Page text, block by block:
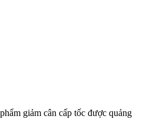
giảm cân cấp tốc được quảng